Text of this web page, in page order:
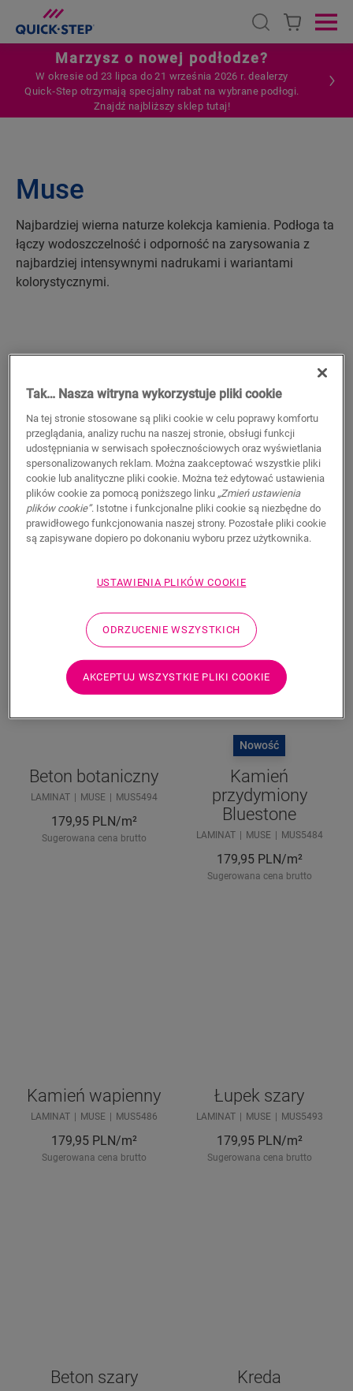
Open search
Marzysz o nowej podłodze?
W okresie od 23 lipca do 21 września 2026 r. dealerzy
Quick‑Step otrzymają specjalny rabat na wybrane podłogi.
Znajdź najbliższy sklep tutaj!
Muse
Najbardziej wierna naturze kolekcja kamienia. Podłoga ta
łączy wodoszczelność i odporność na zarysowania z
najbardziej intensywnymi nadrukami i wariantami
kolorystycznymi.
Beton barwiony
LAMINAT MUSE MUS5491
179,95PLN/m²
Terakota
LAMINAT MUSE MUS5490
179,95PLN/m²
Beton botaniczny
LAMINAT MUSE MUS5494
179,95 PLN/m²
Sugerowana cena brutto
Nowość
Kamień
przydymiony
Bluestone
LAMINAT MUSE MUS5484
179,95 PLN/m²
Sugerowana cena brutto
Kamień wapienny
LAMINAT MUSE MUS5486
179,95 PLN/m²
Sugerowana cena brutto
Łupek szary
LAMINAT MUSE MUS5493
179,95 PLN/m²
Sugerowana cena brutto
Beton szary Kreda
Tak… Nasza witryna wykorzystuje pliki cookie
Na tej stronie stosowane są pliki cookie w celu poprawy komfortu
przeglądania, analizy ruchu na naszej stronie, obsługi funkcji
udostępniania w serwisach społecznościowych oraz wyświetlania
spersonalizowanych reklam. Można zaakceptować wszystkie pliki
cookie lub analityczne pliki cookie. Można też edytować ustawienia
plików cookie za pomocą poniższego linku „Zmień ustawienia
plików cookie”. Istotne i funkcjonalne pliki cookie są niezbędne do
prawidłowego funkcjonowania naszej strony. Pozostałe pliki cookie
są zapisywane dopiero po dokonaniu wyboru przez użytkownika.
USTAWIENIA PLIKÓW COOKIE
ODRZUCENIE WSZYSTKICH
AKCEPTUJ WSZYSTKIE PLIKI COOKIE